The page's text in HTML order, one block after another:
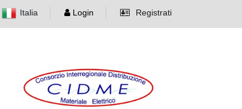
Italia Login Registrati